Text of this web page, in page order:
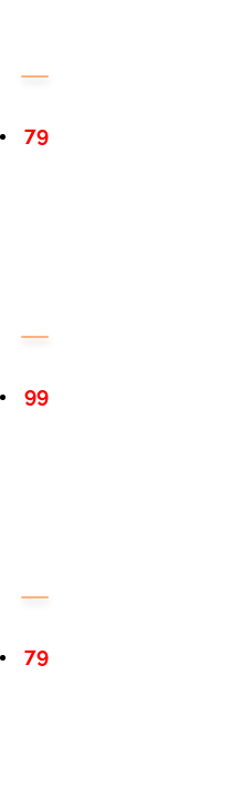
79
99
79